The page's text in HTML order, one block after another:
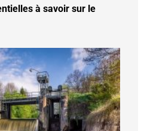
à savoir sur le